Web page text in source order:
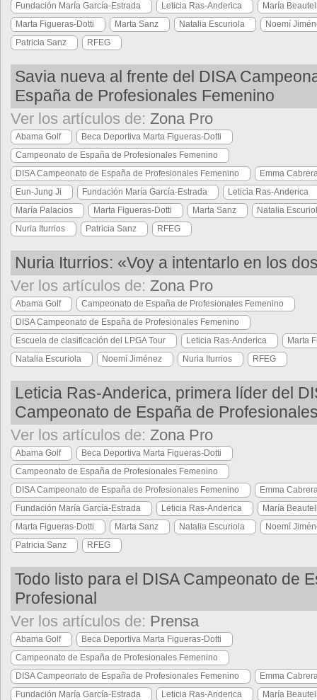
Fundación María García-Estrada
Leticia Ras-Anderica
María
Marta Figueras-Dotti
Marta Sanz Natalia Escuriola
Noemí
Patricia Sanz
RFEG
Savia nueva al frente del DISA
España de Profesionales Femenino
Ver los artículos de: Zona Pro
Abama Golf
Beca Deportiva Marta Figueras-Dotti
Campeonato de España de Profesionales Femenino
DISA Campeonato de España de Profesionales Femenino
Emma
Eun-Jung Ji
Fundación María García-Estrada
Leticia Ras-Anderica
María Palacios
Marta Figueras-Dotti Marta Sanz
Natalia
Nuria Iturrios
Patricia Sanz RFEG
Nuria Iturrios: «Voy a intentarlo en los
Ver los artículos de: Zona Pro
Abama Golf
Campeonato de España de Profesionales Femenino
DISA Campeonato de España de Profesionales Femenino
Escuela de clasificación del LPGA Tour
Leticia Ras-Anderica
Marta
Natalia Escuriola
Noemí Jiménez Nuria Iturrios RFEG
Leticia Ras-Anderica, primera líder del
Campeonato de España de
Ver los artículos de: Zona Pro
Abama Golf
Beca Deportiva Marta Figueras-Dotti
Campeonato de España de Profesionales Femenino
DISA Campeonato de España de Profesionales Femenino
Emma
Fundación María García-Estrada
Leticia Ras-Anderica
María
Marta Figueras-Dotti
Marta Sanz Natalia Escuriola
Noemí
Patricia Sanz
RFEG
Todo listo para el DISA Campeonato de
Profesional
Ver los artículos de: Prensa
Abama Golf
Beca Deportiva Marta Figueras-Dotti
Campeonato de España de Profesionales Femenino
DISA Campeonato de España de Profesionales Femenino
Emma
Fundación María García-Estrada
Leticia Ras-Anderica
María